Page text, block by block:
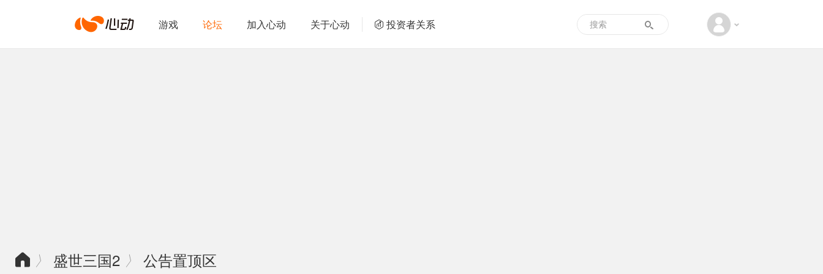
心 游戏 论坛 加入心动 关于心动 投资者关系
 〉 盛世三国2 〉 公告置顶区